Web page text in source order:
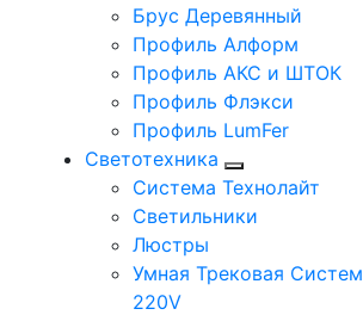
Брус Деревянный
Профиль Алформ
Профиль АКС и ШТОК
Профиль Флэкси
Профиль LumFer
Светотехника
Система Технолайт
Светильники
Люстры
Умная Трековая
220V